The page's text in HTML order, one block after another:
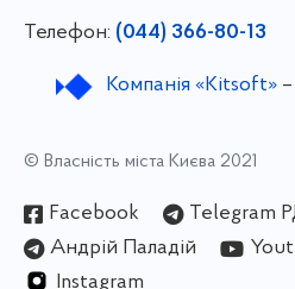
Телефон: (044) 366-80-13
Компанія «Kitsoft»–
© Власність міста Києва 2021
Facebook
Telegram
Андрій Паладій
Instagram